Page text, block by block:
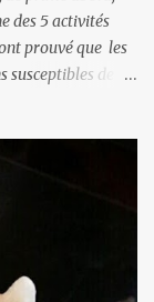
des 5 activités
prouvé que les
de
Babbel prouve
langue
estiment
alerte
que l’on